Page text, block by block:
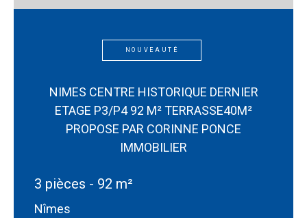
NOUVEAUTÉ
NIMES CENTRE HISTORIQUE DERNIER
ETAGE P3/P4 92 M² TERRASSE40M²
PROPOSE PAR CORINNE PONCE
IMMOBILIER
3 pièces - 92 m²
Nîmes